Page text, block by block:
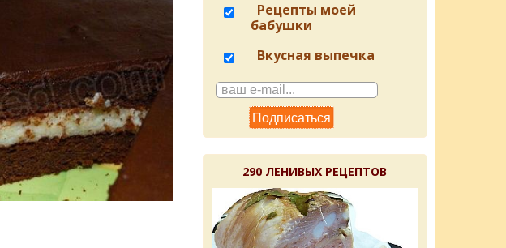
Рецепты моей
бабушки
Вкусная выпечка
290 ЛЕНИВЫХ РЕЦЕПТОВ